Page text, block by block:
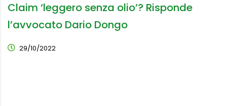
Claim ‘leggero senza olio’? Risponde
l’avvocato Dario Dongo
29/10/2022